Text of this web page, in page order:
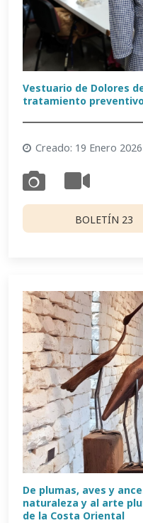
Vestuario de Dolores
tratamiento
Creado: 19 Enero 2026
BOLETÍN 23
De plumas, aves y
naturaleza y al arte
de la Costa Oriental